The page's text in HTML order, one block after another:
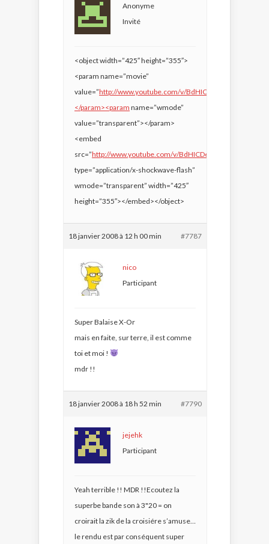
Anonyme
Invité
<object width=”425″ height=”355″>
<param name=”movie”
value=”http://www.youtube.com/v/BdHICDe0E1c&rel=1″>
</param><param name=”wmode”
value=”transparent”></param>
<embed
src=”http://www.youtube.com/v/
type=”application/x-shockwave-flash”
wmode=”transparent” width=”425″
height=”355″></embed></object>
18 janvier 2008 à 12 h 00 min #7787
nico
Participant
Super Balaise X-Or
mais en faite, sur terre, il est comme
toi et moi !
mdr !!
18 janvier 2008 à 18 h 52 min #7790
jejehk
Participant
Yeah terrible !! MDR !!Ecoutez la
superbe bande son à 3"20 = on
croirait la zik de la croisiére s’amuse…
le rendu est par conséquent super